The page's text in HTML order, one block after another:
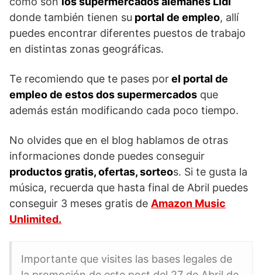
donde también tienen su portal de empleo, allí
puedes encontrar diferentes puestos de trabajo
en distintas zonas geográficas.
Te recomiendo que te pases porel portal de
empleo de estos dos supermercados que
además están modificando cada poco tiempo.
No olvides que en el blog hablamos de otras
informaciones donde puedes conseguir
productos gratis, ofertas, sorteos. Si te gusta la
música, recuerda que hasta final de Abril puedes
conseguir 3 meses gratis de Amazon Music
Unlimited.
Importante que visites las bases legales de